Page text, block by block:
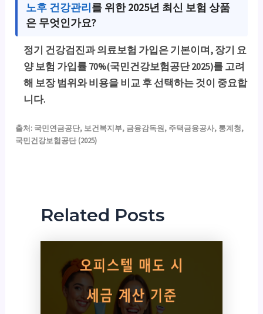
노후 건강관리를 위한 2025년 최신 보험 상품
은 무엇인가요?
정기 건강검진과 의료보험 가입은 기본이며, 장기 요
양 보험 가입률 70%(국민건강보험공단 2025)를 고려
해 보장 범위와 비용을 비교 후 선택하는 것이 중요합
니다.
출처: 국민연금공단, 보건복지부, 금융감독원, 주택금융공사, 통계청,
국민건강보험공단 (2025)
Related Posts